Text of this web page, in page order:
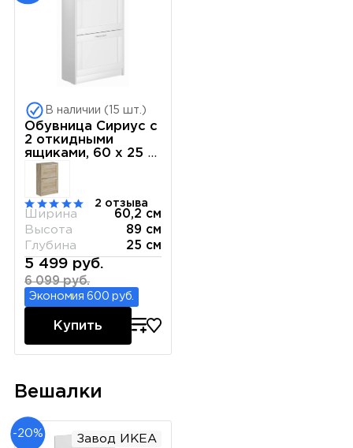
В наличии (15 шт.)
Обувница Сириус с
2 откидными
ящиками, 60 х 25 х
89 см, ЛДСП, белая
2 отзыва
Ширина
60,2 см
Высота
89 см
Глубина
25 см
5 499 руб.
6 099 руб.
Экономия 600 руб.
Купить
Вешалки
-20% Завод ИКЕА